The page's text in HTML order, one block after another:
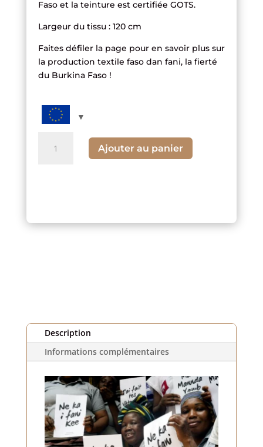
Faso et la teinture est certifiée GOTS.
Largeur du tissu : 120 cm
Faites défiler la page pour en savoir plus sur
la production textile faso dan fani, la fierté
du Burkina Faso !
Ajouter au panier
Description
Informations complémentaires